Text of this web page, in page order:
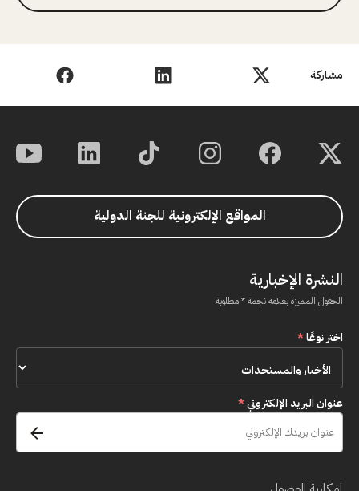
مشاركة
المواقع الإلكترونية للجنة الدولية
النشرة الإخبارية
الحقول المميزة بعلامة نجمة * مطلوبة
اختر نوعًا*
عنوان البريد الإلكتروني*